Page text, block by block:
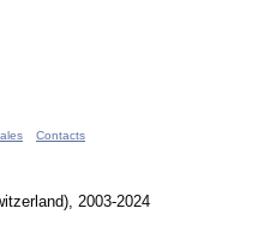
Contacts
2003-2024